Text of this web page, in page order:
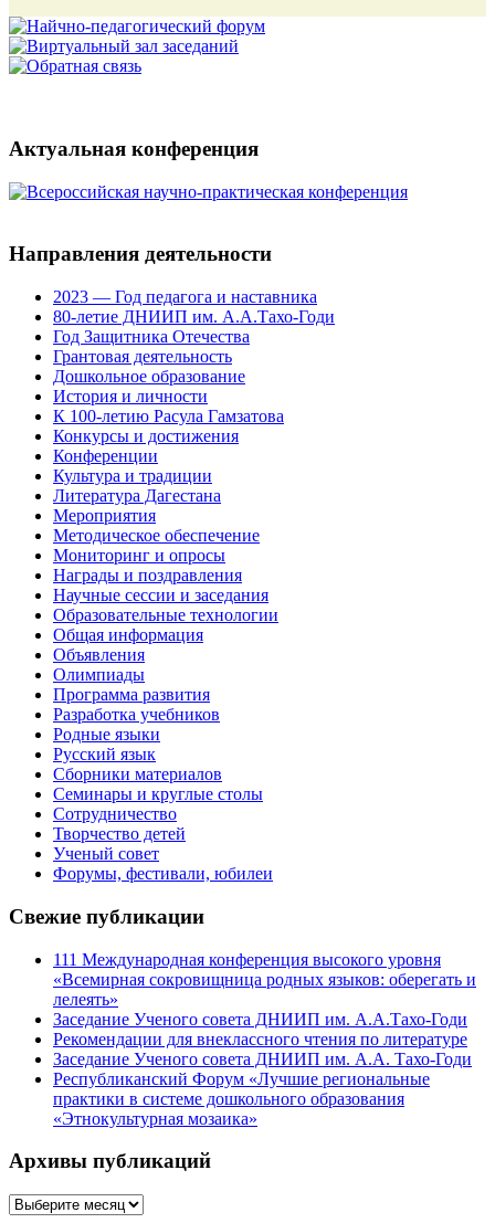
Актуальная конференция
Направления деятельности
2023 — Год педагога и наставника
80-летие ДНИИП им. А.А.Тахо-Годи
Год Защитника Отечества
Грантовая деятельность
Дошкольное образование
История и личности
К 100-летию Расула Гамзатова
Конкурсы и достижения
Конференции
Культура и традиции
Литература Дагестана
Мероприятия
Методическое обеспечение
Мониторинг и опросы
Награды и поздравления
Научные сессии и заседания
Образовательные технологии
Общая информация
Объявления
Олимпиады
Программа развития
Разработка учебников
Родные языки
Русский язык
Сборники материалов
Семинары и круглые столы
Сотрудничество
Творчество детей
Ученый совет
Форумы, фестивали, юбилеи
Свежие публикации
111 Международная конференция высокого уровня
«Всемирная сокровищница родных языков: оберегать и
лелеять»
Заседание Ученого совета ДНИИП им. А.А.Тахо-Годи
Рекомендации для внеклассного чтения по литературе
Заседание Ученого совета ДНИИП им. А.А. Тахо-Годи
Республиканский Форум «Лучшие региональные
практики в системе дошкольного образования
«Этнокультурная мозаика»
Архивы публикаций
Архивы